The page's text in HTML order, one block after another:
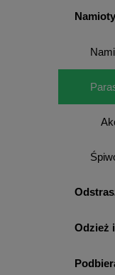
Odzież